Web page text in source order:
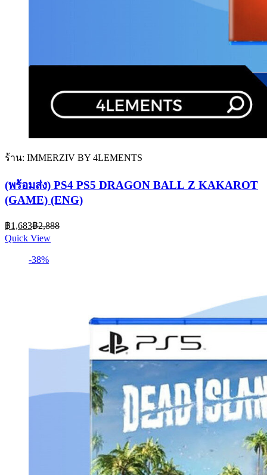
ร้าน: IMMERZIV BY 4LEMENTS
(พร้อมส่ง) PS4 PS5 DRAGON BALL Z KAKAROT
(GAME) (ENG)
฿1,683Current
price
is:
฿1,683.
฿2,888
Quick View
-38%